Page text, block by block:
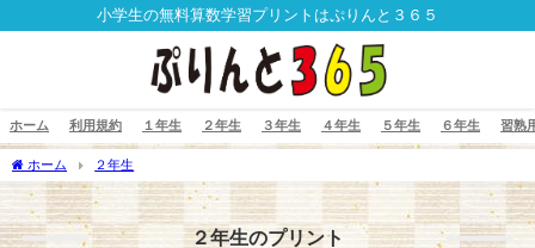
小学生の無料算数学習プリントはぷりんと３６５
ホーム 利用規約 １年生 ２年生 ３年生 ４年生 ５年生 ６年生 習熟
ホーム ２年生
２年生のプリント